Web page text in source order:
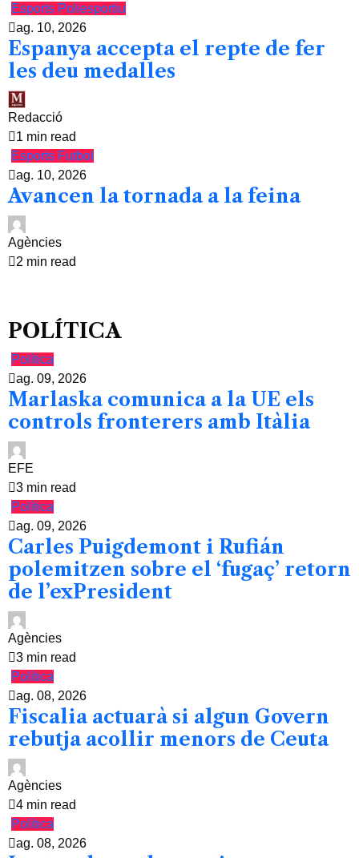
Esports Poliesportiu
ag. 10, 2026
Espanya accepta el repte de fer
les deu medalles
Redacció
1 min read
Esports Futbol
ag. 10, 2026
Avancen la tornada a la feina
Agències
2 min read
POLÍTICA
Política
ag. 09, 2026
Marlaska comunica a la UE els
controls fronterers amb Itàlia
EFE
3 min read
Política
ag. 09, 2026
Carles Puigdemont i Rufián
polemitzen sobre el ‘fugaç’ retorn
de l’exPresident
Agències
3 min read
Política
ag. 08, 2026
Fiscalia actuarà si algun Govern
rebutja acollir menors de Ceuta
Agències
4 min read
Política
ag. 08, 2026